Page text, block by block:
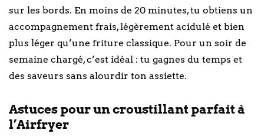
sur les bords. En moins de 20 minutes, tu obtiens un
accompagnement frais, légèrement acidulé et bien
plus léger qu’une friture classique. Pour un soir de
semaine chargé, c’est idéal : tu gagnes du temps et
des saveurs sans alourdir ton assiette.
Astuces pour un croustillant parfait à
l’Airfryer